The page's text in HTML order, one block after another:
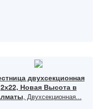
двухсекционная
2х22, Новая Высота в
, Двухсекционная...